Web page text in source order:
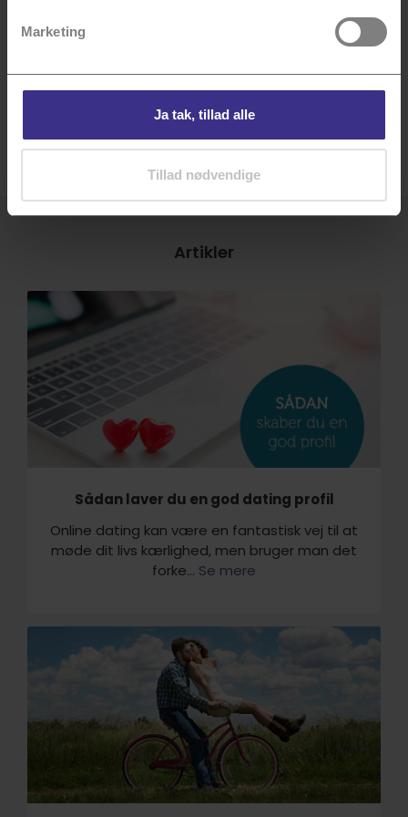
Marketing
Ja tak, tillad alle
Tillad nødvendige
Videre
Artikler
Sådan laver du en god dating profil
Online dating kan være en fantastisk vej til at
møde dit livs kærlighed, men bruger man det
forke... Se mere